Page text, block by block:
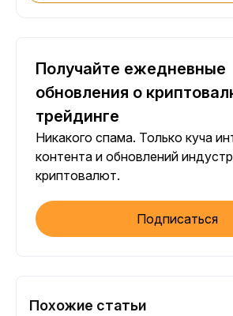
Получайте ежедневные
обновления о
трейдинге
Никакого спама. Только куча
контента и обновлений
криптовалют.
Подписаться
Похожие статьи